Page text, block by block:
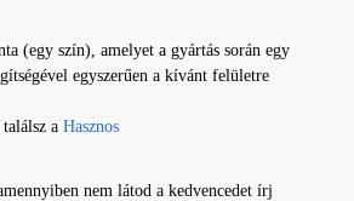
(egy szín), amelyet a gyártás során egy
egyszerűen a kívánt felületre
a Hasznos
amennyiben nem látod a kedvencedet írj